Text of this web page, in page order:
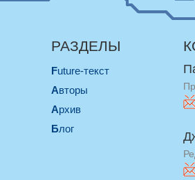
РАЗДЕЛЫ
Future-текст
Авторы
Архив
Блог